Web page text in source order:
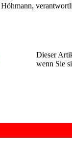
Dieser
wenn Sie